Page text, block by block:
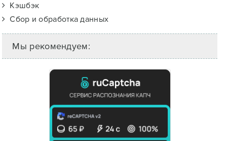
Кэшбэк
Сбор и обработка данных
Мы рекомендуем: